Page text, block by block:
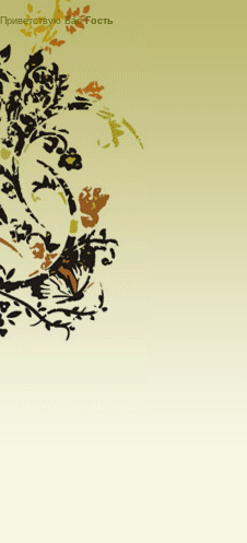
Приветствую Вас Гость